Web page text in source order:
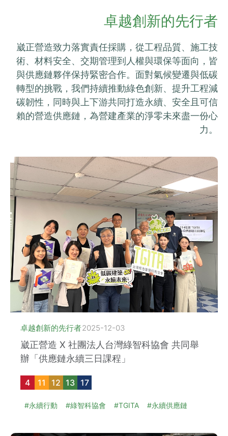
卓越創新的先行者
崴正營造致力落實責任採購，從工程品質、施工技
術、材料安全、交期管理到人權與環保等面向，皆
與供應鏈夥伴保持緊密合作。面對氣候變遷與低碳
轉型的挑戰，我們持續推動綠色創新、提升工程減
碳韌性，同時與上下游共同打造永續、安全且可信
賴的營造供應鏈，為營建產業的淨零未來盡一份心
力。
卓越創新的先行者2025-12-03
崴正營造 X 社團法人台灣綠智科協會 共同舉
辦「供應鏈永續三日課程」
4 11 12 13 17
#永續行動 #綠智科協會 #TGITA #永續供應鏈